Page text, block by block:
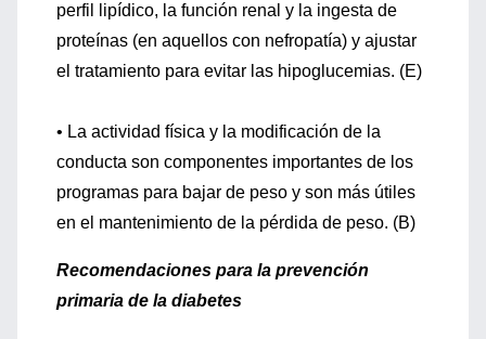
perfil lipídico, la función renal y la ingesta de
proteínas (en aquellos con nefropatía) y ajustar
el tratamiento para evitar las hipoglucemias. (E)
• La actividad física y la modificación de la
conducta son componentes importantes de los
programas para bajar de peso y son más útiles
en el mantenimiento de la pérdida de peso. (B)
Recomendaciones para la prevención
primaria de la diabetes